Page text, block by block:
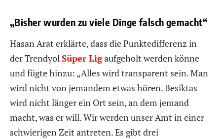
„Bisher wurden zu viele Dinge falsch gemacht“
Hasan Arat erklärte, dass die Punktedifferenz in
der TrendyolSüper Ligaufgeholt werden könne
und fügte hinzu: „Alles wird transparent sein. Man
wird nicht von jemandem etwas hören. Besiktas
wird nicht länger ein Ort sein, an dem jemand
macht, was er will. Wir werden unser Amt in einer
schwierigen Zeit antreten. Es gibt drei